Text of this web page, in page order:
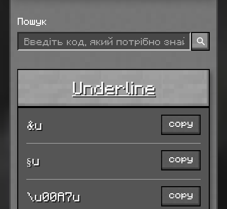
Пошук
Underline
&u copy
§u copy
\u00A7u copy